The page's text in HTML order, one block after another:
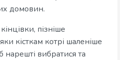
домовин.
пізніше
кісткам котрі шаленіше
вибратися та